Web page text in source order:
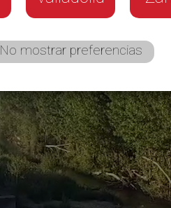
No mostrar preferencias